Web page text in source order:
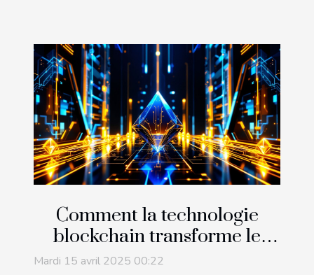
Comment la technologie
blockchain transforme le
commerce international
Mardi 15 avril 2025 00:22